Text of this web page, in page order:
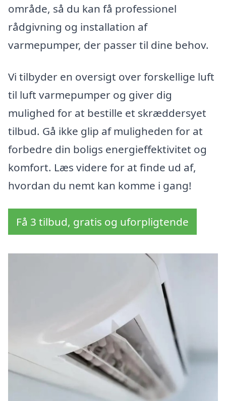
område, så du kan få professionel
rådgivning og installation af
varmepumper, der passer til dine behov.
Vi tilbyder en oversigt over forskellige luft
til luft varmepumper og giver dig
mulighed for at bestille et skræddersyet
tilbud. Gå ikke glip af muligheden for at
forbedre din boligs energieffektivitet og
komfort. Læs videre for at finde ud af,
hvordan du nemt kan komme i gang!
Få 3 tilbud, gratis og uforpligtende